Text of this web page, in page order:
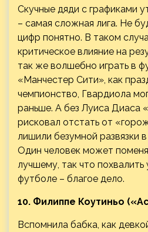
Скучные дяди с графиками
– самая сложная лига. Не
цифр понятно. В таком
критическое влияние на
так же волшебно играть в
«Манчестер Сити», как
чемпионство, Гвардиола
раньше. А без Луиса Диаса
рисковал отстать от
лишили безумной развязки
Один человек может
лучшему, так что
футболе – благое дело.
10. Филиппе Коутиньо
Вспомнила бабка, как